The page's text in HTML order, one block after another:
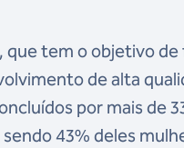
que tem o objetivo
de alta
por mais de
43% deles